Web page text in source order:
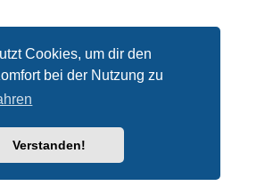
Cookies, um dir den
bei der Nutzung zu
Verstanden!